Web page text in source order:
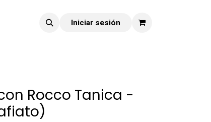
Iniciar sesión
Rocco Tanica -